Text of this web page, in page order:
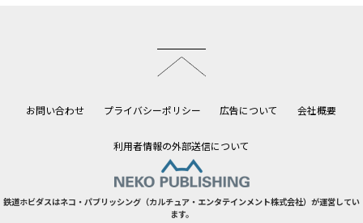
お問い合わせ プライバシーポリシー 広告について 会社概要
利用者情報の外部送信について
鉄道ホビダスはネコ・パブリッシング（カルチュア・エンタテインメント株式会社）が運営してい
ます。